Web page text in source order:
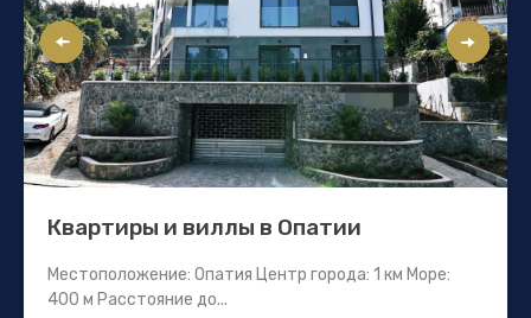
Квартиры и виллы в Опатии
Местоположение: Опатия Центр города: 1 км Море:
400 м Расстояние до...